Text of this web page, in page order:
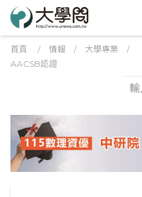
首頁 / 情報 / 大學專業 /
AACSB認證